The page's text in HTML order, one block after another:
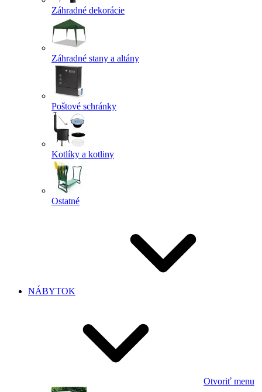
Záhradné dekorácie
Záhradné stany a altány
Poštové schránky
Kotlíky a kotliny
Ostatné
NÁBYTOK
Otvoriť menu